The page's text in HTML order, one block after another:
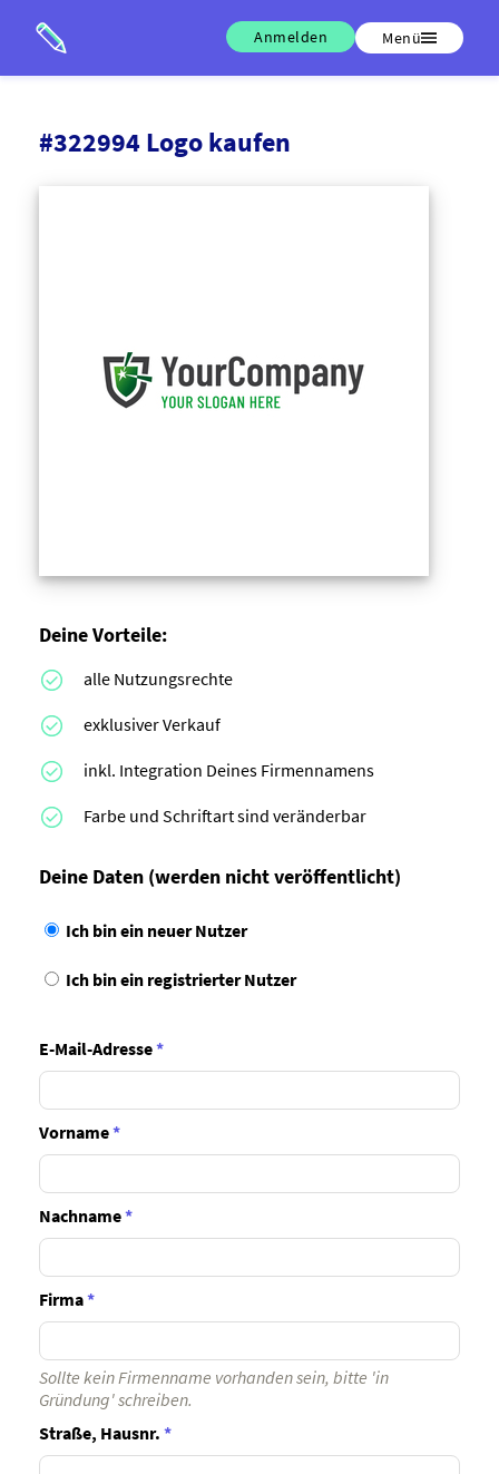
Anmelden Menü
#322994 Logo kaufen
Deine Vorteile:
alle Nutzungsrechte
exklusiver Verkauf
inkl. Integration Deines Firmennamens
Farbe und Schriftart sind veränderbar
Deine Daten (werden nicht veröffentlicht)
Ich bin ein neuer Nutzer
Ich bin ein registrierter Nutzer
E-Mail-Adresse*
Vorname*
Nachname*
Firma*
Sollte kein Firmenname vorhanden sein, bitte 'in
Gründung' schreiben.
Straße, Hausnr. *